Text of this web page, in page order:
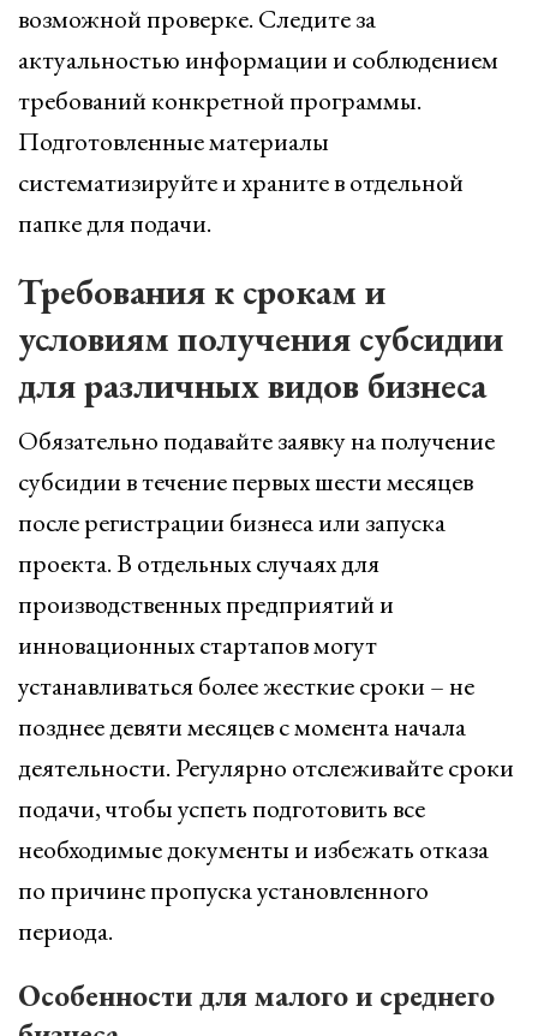
возможной проверке. Следите за
актуальностью информации и соблюдением
требований конкретной программы.
Подготовленные материалы
систематизируйте и храните в отдельной
папке для подачи.
Требования к срокам и
условиям получения субсидии
для различных видов бизнеса
Обязательно подавайте заявку на получение
субсидии в течение первых шести месяцев
после регистрации бизнеса или запуска
проекта. В отдельных случаях для
производственных предприятий и
инновационных стартапов могут
устанавливаться более жесткие сроки – не
позднее девяти месяцев с момента начала
деятельности. Регулярно отслеживайте сроки
подачи, чтобы успеть подготовить все
необходимые документы и избежать отказа
по причине пропуска установленного
периода.
Особенности для малого и среднего